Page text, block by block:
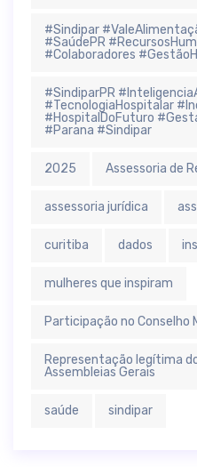
#Sindipar
#SaúdePR
#Colaboradores
#SindiparPR
#TecnologiaHospitalar
#HospitalDoFuturo
#Parana #Sindipar
2025 Assessoria de
assessoria jurídica
curitiba dados
mulheres que inspiram
Participação no Conselho
Representação legítima
Assembleias Gerais
saúde sindipar